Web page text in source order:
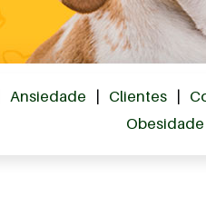
Ansiedade Clientes
Obesidade